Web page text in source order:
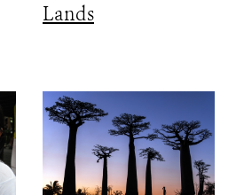
Lands